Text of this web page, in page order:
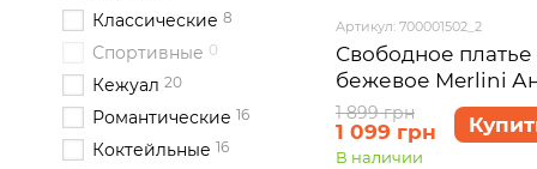
Артикул: 700001502_2
Свободное платье
бежевое Merlini
размер L-XL
1 899 грн
1 099 грн
В наличии
Классические 8
Спортивные 0
Кежуал 20
Романтические 16
Коктейльные 16